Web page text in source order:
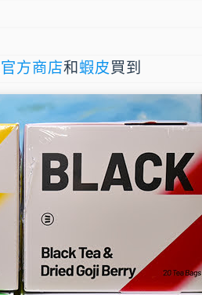
官方商店和 蝦皮買到